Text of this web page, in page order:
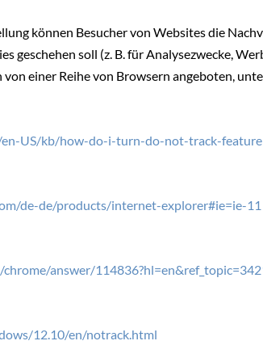
können Besucher von Websites die
geschehen soll (z. B. für Analysezwecke,
einer Reihe von Browsern angeboten,
US/kb/how-do-i-turn-do-not-track-feature
de-de/products/internet-explorer#ie=ie-11
answer/
12.10/en/notrack.html